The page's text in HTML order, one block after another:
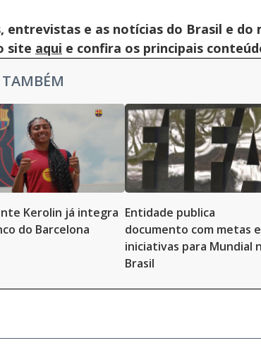
entrevistas e as notícias do Brasil e do
site aqui e confira os principais
TAMBÉM
Kerolin já integra
do Barcelona
Entidade publica
documento com metas e
iniciativas para Mundial
Brasil